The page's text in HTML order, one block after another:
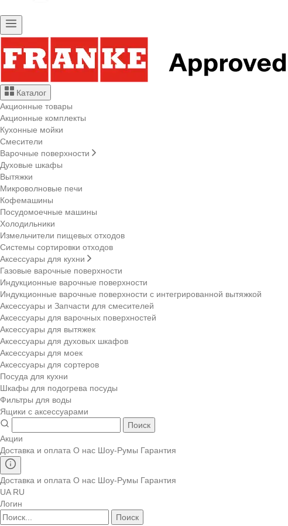
Каталог
Акционные товары
Акционные комплекты
Кухонные мойки
Смесители
Варочные поверхности
Духовые шкафы
Вытяжки
Микроволновые печи
Кофемашины
Посудомоечные машины
Холодильники
Измельчители пищевых отходов
Системы сортировки отходов
Аксессуары для кухни
Газовые варочные поверхности
Индукционные варочные поверхности
Индукционные варочные поверхности с интегрированной вытяжкой
Аксессуары и Запчасти для смесителей
Аксессуары для варочных поверхностей
Аксессуары для вытяжек
Аксессуары для духовых шкафов
Аксессуары для моек
Аксессуары для сортеров
Посуда для кухни
Шкафы для подогрева посуды
Фильтры для воды
Ящики с аксессуарами
Поиск
Акции
Доставка и оплата О нас Шоу-Румы Гарантия
Доставка и оплата О нас Шоу-Румы Гарантия
UA RU
Логин
Поиск